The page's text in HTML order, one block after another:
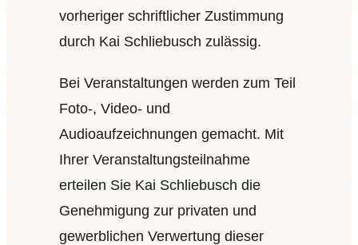
vorheriger schriftlicher Zustimmung
durch Kai Schliebusch zulässig.
Bei Veranstaltungen werden zum Teil
Foto‑, Video- und
Audioaufzeichnungen gemacht. Mit
Ihrer Veranstaltungsteilnahme
erteilen Sie Kai Schliebusch die
Genehmigung zur privaten und
gewerblichen Verwertung dieser